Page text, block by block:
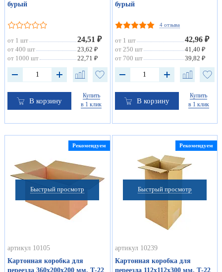
бурый
от 1 шт 24,51 ₽
от 400 шт
23,62 ₽
от 1000 шт
22,71 ₽
В корзину
Купить
в 1 клик
бурый
4 отзыва
от 1 шт 42,96 ₽
от 250 шт
41,40 ₽
от 700 шт
39,82 ₽
В корзину
Купить
в 1 клик
Быстрый просмотр
Рекомендуем
артикул 10105
Картонная коробка для
переезда 360х200х200 мм, Т-22
Быстрый просмотр
Рекомендуем
артикул 10239
Картонная коробка для
переезда 112х112х300 мм, Т-22